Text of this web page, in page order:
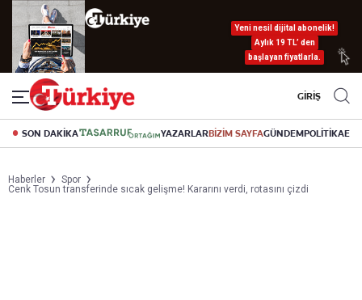
Yeni nesil dijital abonelik!
Aylık 19 TL’ den
başlayan fiyatlarla.
GİRİŞ
SON DAKİKA YAZARLARBİZİM SAYFAGÜNDEMPOLİTİKA
Haberler
Spor
Cenk Tosun transferinde sıcak gelişme! Kararını verdi, rotasını çizdi